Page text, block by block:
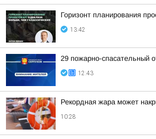
Горизонт планирования
13:42
29 пожарно-спасательный
12:43
Рекордная жара может
10:28